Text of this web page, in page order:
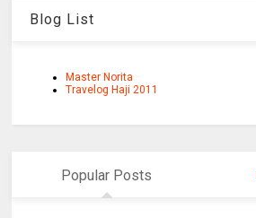
Blog List
Master Norita
Travelog Haji 2011
Popular Posts